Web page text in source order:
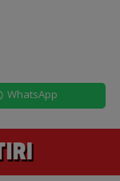
WhatsApp